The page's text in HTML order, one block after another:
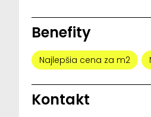
Benefity
Najlepšia cena za m2
Kontakt